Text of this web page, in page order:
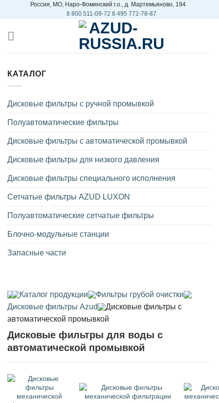
content
Россия, МO, Наро-Фоминский г.о., д. Мартемьяново, 194
8 800 511-09-72 8 495 772-78-87
Каталог продукции
Фильтры грубой очистки
Дисковые фильтры Azud
Дисковые фильтры с
автоматической промывкой
Дисковые фильтры для воды с
автоматической промывкой
КАТАЛОГ
Дисковые фильтры с ручной промывкой
Полуавтоматические фильтры
Дисковые фильтры с автоматической промывкой
Дисковые фильтры для низкого давления
Дисковые фильтры специального исполнения
Сетчатые фильтры AZUD LUXON
Полуавтоматические сетчатые фильтры
Блочно-модульные станции
Запасные части